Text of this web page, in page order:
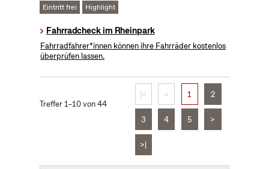
Eintritt frei
Highlight
Fahrradcheck im Rheinpark
Fahrradfahrer*innen können ihre Fahrräder kostenlos
überprüfen lassen.
Treffer 1–10 von 44
|< < 1 2
3 4 5 >
>|